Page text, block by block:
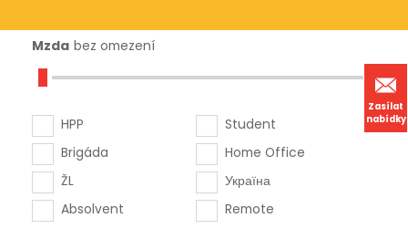
Zasílat
nabídky
Mzda bez omezení
HPP
Brigáda
ŽL
Absolvent
Student
Home Office
Україна
Remote